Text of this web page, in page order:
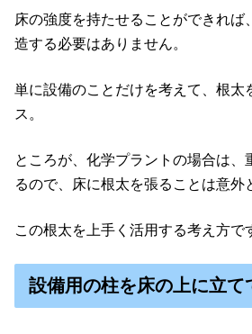
床の強度を持たせることができれば
造する必要はありません。
単に設備のことだけを考えて、根太
ス。
ところが、化学プラントの場合は、
るので、床に根太を張ることは意外
この根太を上手く活用する考え方で
設備用の柱を床の上に立て